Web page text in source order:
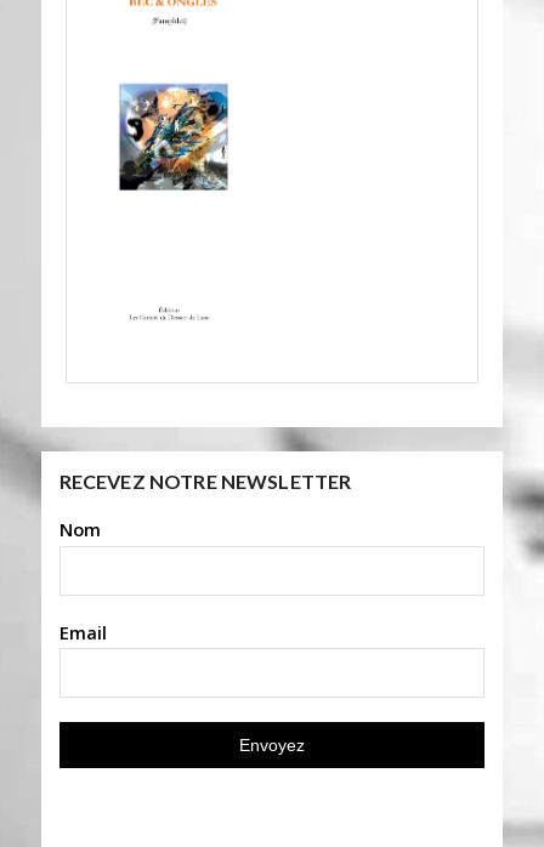
RECEVEZ NOTRE NEWSLETTER
Nom
Email